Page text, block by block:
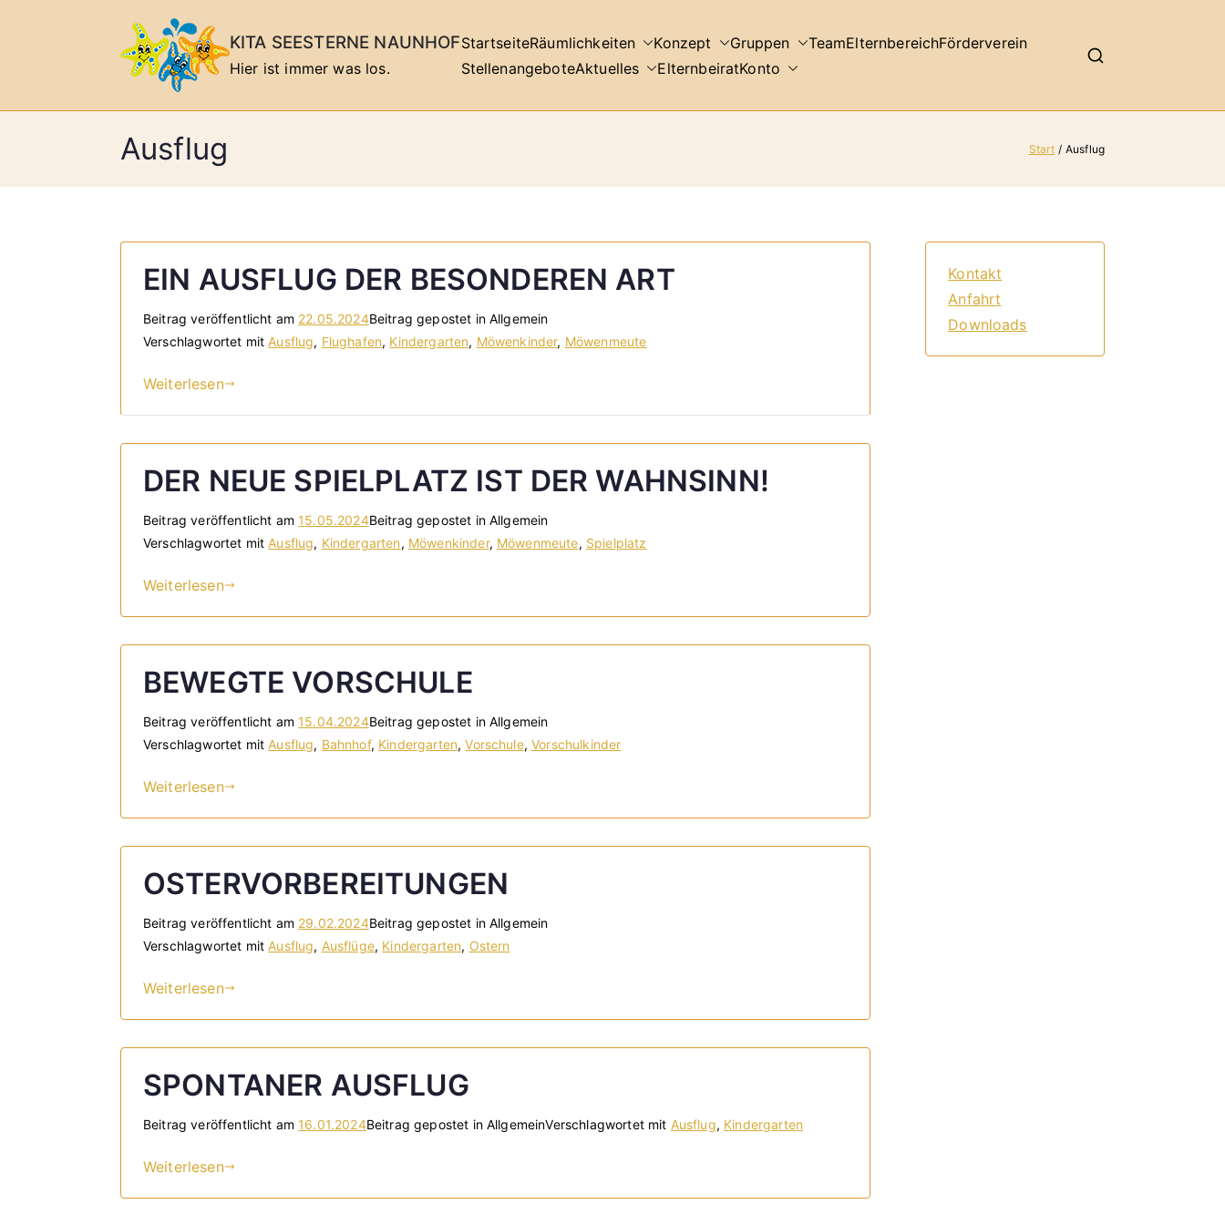
KITA SEESTERNE NAUNHOF
Hier ist immer was los.
StartseiteRäumlichkeiten Konzept Gruppen TeamElternbereichFörderverein
StellenangeboteAktuelles ElternbeiratKonto
Ausflug Start Ausflug
EIN AUSFLUG DER BESONDEREN ART
Beitrag veröffentlicht am 22.05.2024Beitrag gepostet in Allgemein
Verschlagwortet mit Ausflug, Flughafen, Kindergarten, Möwenkinder, Möwenmeute
Weiterlesen
DER NEUE SPIELPLATZ IST DER WAHNSINN!
Beitrag veröffentlicht am 15.05.2024Beitrag gepostet in Allgemein
Verschlagwortet mit Ausflug, Kindergarten, Möwenkinder, Möwenmeute, Spielplatz
Weiterlesen
BEWEGTE VORSCHULE
Beitrag veröffentlicht am 15.04.2024Beitrag gepostet in Allgemein
Verschlagwortet mit Ausflug, Bahnhof, Kindergarten,Vorschule,Vorschulkinder
Weiterlesen
OSTERVORBEREITUNGEN
Beitrag veröffentlicht am 29.02.2024Beitrag gepostet in Allgemein
Verschlagwortet mit Ausflug, Ausflüge, Kindergarten, Ostern
Weiterlesen
SPONTANER AUSFLUG
Beitrag veröffentlicht am 16.01.2024Beitrag gepostet in AllgemeinVerschlagwortet mit Ausflug, Kindergarten
Weiterlesen
Kontakt
Anfahrt
Downloads